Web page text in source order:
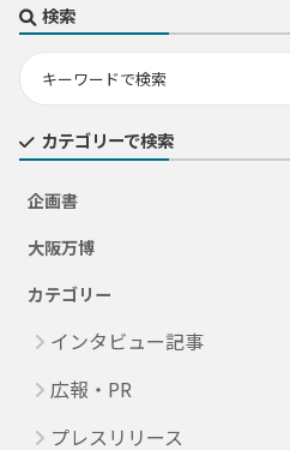
検索
カテゴリーで検索
企画書
大阪万博
カテゴリー
インタビュー記事
広報・PR
プレスリリース